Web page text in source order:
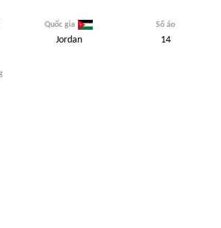
Quốc gia
Jordan
Số áo
14